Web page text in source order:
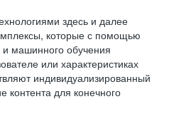
здесь и далее
которые с помощью
и машинного обучения
или характеристиках
индивидуализированный
контента для конечного